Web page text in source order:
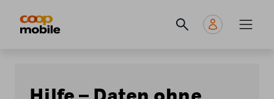
principale